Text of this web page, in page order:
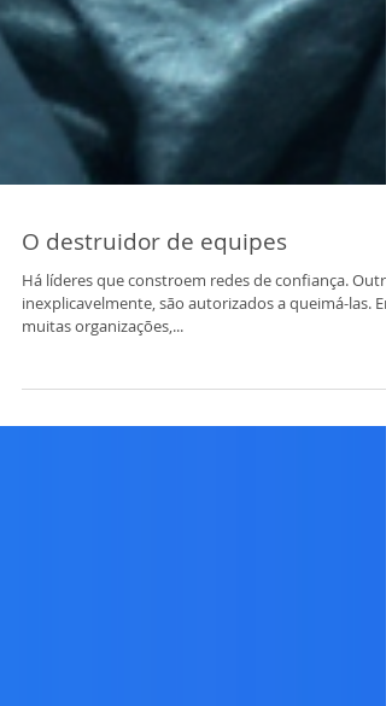
O destruidor de equipes
Há líderes que constroem redes de confiança.
muitas organizações,...